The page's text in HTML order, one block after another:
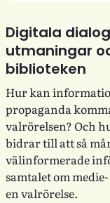
Digitala
utmaningar
biblioteken
Hur kan
propaganda
valrörelsen? Och
bidrar till att så
välinformerade
samtalet om
en valrörelse.